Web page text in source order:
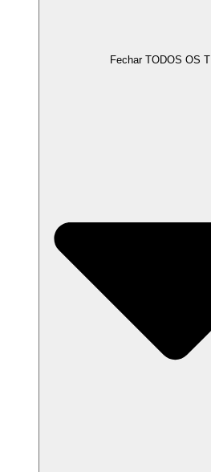
Fechar TODOS OS